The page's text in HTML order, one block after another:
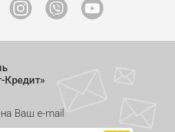
Кредит»
Ваш e-mail